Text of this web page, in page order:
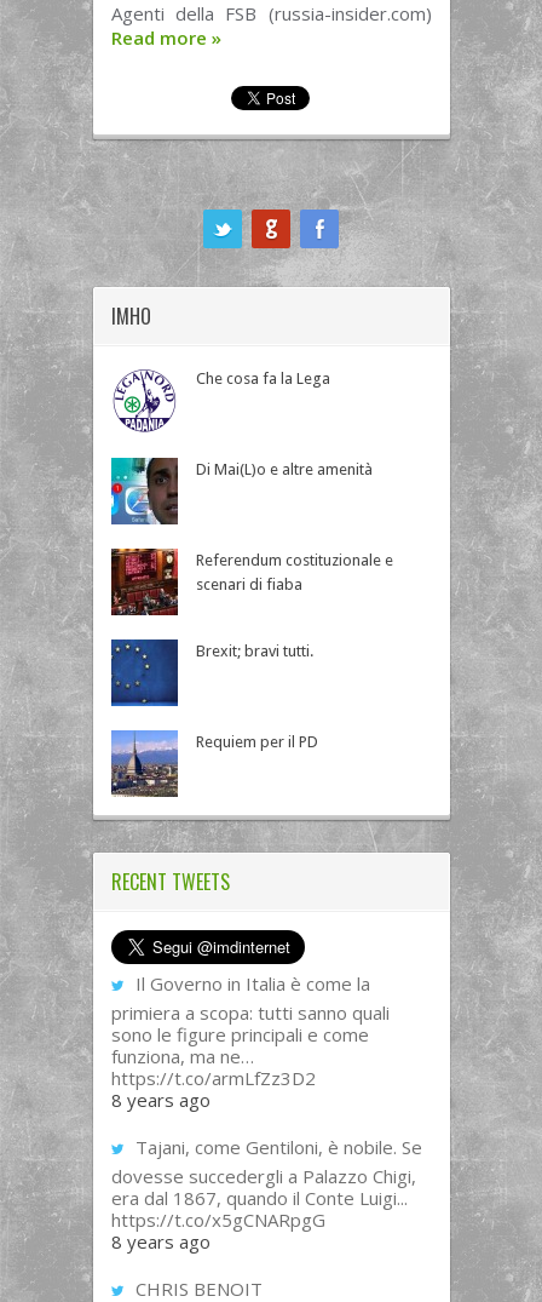
Agenti della FSB (russia-insider.com)
Read more »
IMHO
Che cosa fa la Lega
Di Mai(L)o e altre amenità
Referendum costituzionale e
scenari di fiaba
Brexit; bravi tutti.
Requiem per il PD
RECENT TWEETS
Il Governo in Italia è come la
primiera a scopa: tutti sanno quali
sono le figure principali e come
funziona, ma ne…
https://t.co/armLfZz3D2
8 years ago
Tajani, come Gentiloni, è nobile. Se
dovesse succedergli a Palazzo Chigi,
era dal 1867, quando il Conte Luigi...
https://t.co/x5gCNARpgG
8 years ago
CHRIS BENOIT